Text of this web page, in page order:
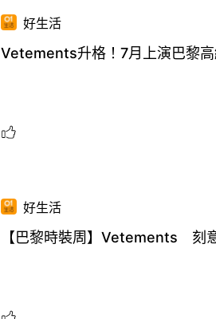
好生活
Vetements升格！7月上演巴黎
好生活
【巴黎時裝周】Vetements 刻